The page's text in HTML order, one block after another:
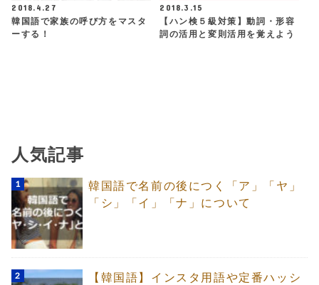
2018.4.27
韓国語で家族の呼び方をマスタ
ーする！
2018.3.15
【ハン検５級対策】動詞・形容
詞の活用と変則活用を覚えよう
人気記事
韓国語で名前の後につく「ア」「ヤ」
「シ」「イ」「ナ」について
【韓国語】インスタ用語や定番ハッシ